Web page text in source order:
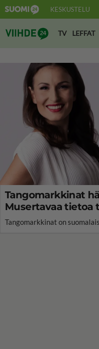
KESKUSTELU
Suomi24 Viihde
TV LEFFAT
Tangomarkkinat
Musertavaa tietoa
Tangomarkkinat on